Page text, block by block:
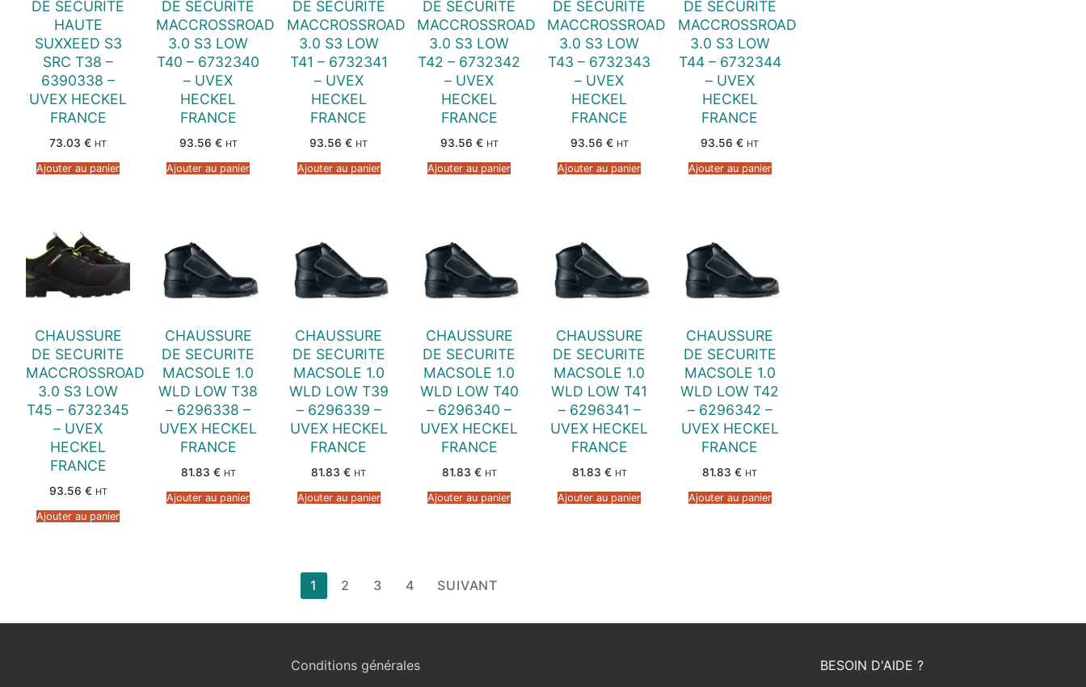
DE SECURITE
HAUTE
SUXXEED S3
SRC T38 –
6390338 –
UVEX HECKEL
FRANCE
73.03€ HT
Ajouter au panier
DE SECURITE
MACCROSSROAD
3.0 S3 LOW
T40 – 6732340
– UVEX
HECKEL
FRANCE
93.56 € HT
Ajouter au panier
DE SECURITE
MACCROSSROAD
3.0 S3 LOW
T41 – 6732341
– UVEX
HECKEL
FRANCE
93.56€ HT
Ajouter au panier
DE SECURITE
MACCROSSROAD
3.0 S3 LOW
T42 – 6732342
– UVEX
HECKEL
FRANCE
93.56 € HT
Ajouter au panier
DE SECURITE
MACCROSSROAD
3.0 S3 LOW
T43 – 6732343
– UVEX
HECKEL
FRANCE
93.56 € HT
Ajouter au panier
DE SECURITE
MACCROSSROAD
3.0 S3 LOW
T44 – 6732344
– UVEX
HECKEL
FRANCE
93.56€ HT
Ajouter au panier
CHAUSSURE
DE SECURITE
MACCROSSROAD
3.0 S3 LOW
T45 – 6732345
– UVEX
HECKEL
FRANCE
93.56 € HT
Ajouter au panier
CHAUSSURE
DE SECURITE
MACSOLE 1.0
WLD LOW T38
– 6296338 –
UVEX HECKEL
FRANCE
81.83 € HT
Ajouter au panier
CHAUSSURE
DE SECURITE
MACSOLE 1.0
WLD LOW T39
– 6296339 –
UVEX HECKEL
FRANCE
81.83€ HT
Ajouter au panier
CHAUSSURE
DE SECURITE
MACSOLE 1.0
WLD LOW T40
– 6296340 –
UVEX HECKEL
FRANCE
81.83 € HT
Ajouter au panier
CHAUSSURE
DE SECURITE
MACSOLE 1.0
WLD LOW T41
– 6296341 –
UVEX HECKEL
FRANCE
81.83 € HT
Ajouter au panier
CHAUSSURE
DE SECURITE
MACSOLE 1.0
WLD LOW T42
– 6296342 –
UVEX HECKEL
FRANCE
81.83€ HT
Ajouter au panier
1 2 3 4 SUIVANT
Conditions générales BESOIN D'AIDE ?